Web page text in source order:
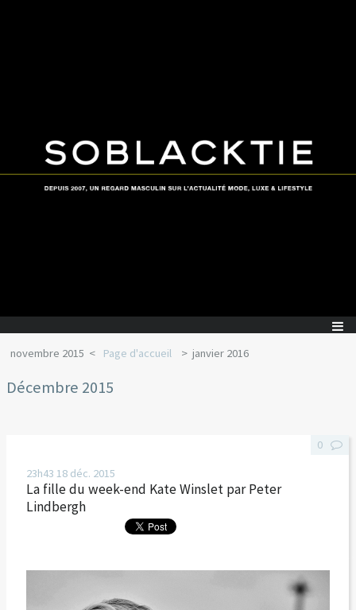
novembre 2015 Page d'accueil janvier 2016
Décembre 2015
23h43 18 déc. 2015
La fille du week-end Kate Winslet par Peter
Lindbergh
0